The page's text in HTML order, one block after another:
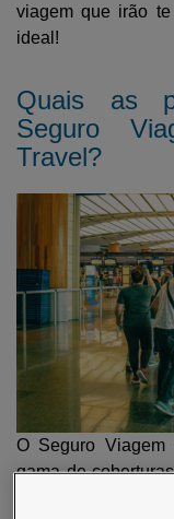
viagem que irão
ideal!
Quais as
Seguro
Travel?
O Seguro Viagem
gama de